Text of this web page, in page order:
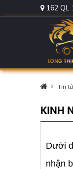
162 QL
Tin
KINH
Dưới
nhận